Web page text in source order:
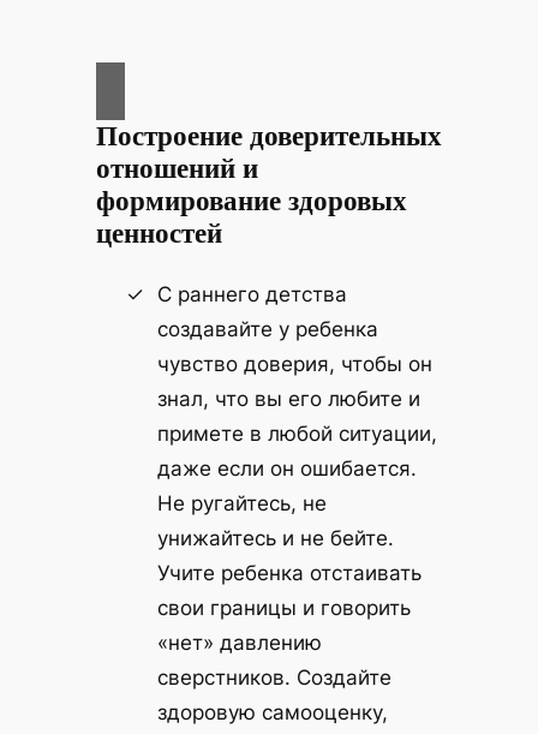
Построение доверительных
отношений и
формирование здоровых
ценностей
С раннего детства
создавайте у ребенка
чувство доверия, чтобы он
знал, что вы его любите и
примете в любой ситуации,
даже если он ошибается.
Не ругайтесь, не
унижайтесь и не бейте.
Учите ребенка отстаивать
свои границы и говорить
«нет» давлению
сверстников. Создайте
здоровую самооценку,